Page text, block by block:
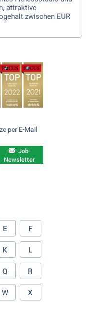
attraktive
zwischen EUR
per E-Mail
Job-
Newsletter
E F
K L
Q R
W X